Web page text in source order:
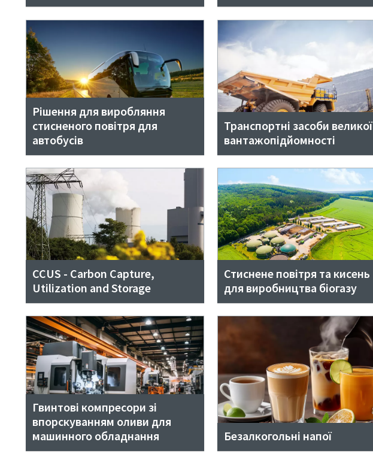
Рішення для виробляння
стисненого повітря для
автобусів
Транспортні засоби великої
вантажопідйомності
CCUS - Carbon Capture,
Utilization and Storage
Стиснене повітря та кисень
для виробництва біогазу
Гвинтові компресори зі
впорскуванням оливи для
машинного обладнання
Безалкогольні напої